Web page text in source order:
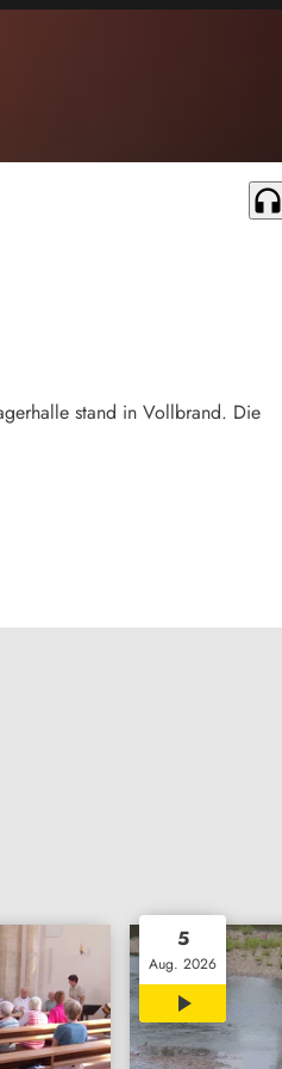
headphones
stand in Vollbrand. Die
5
Aug. 2026
02:07